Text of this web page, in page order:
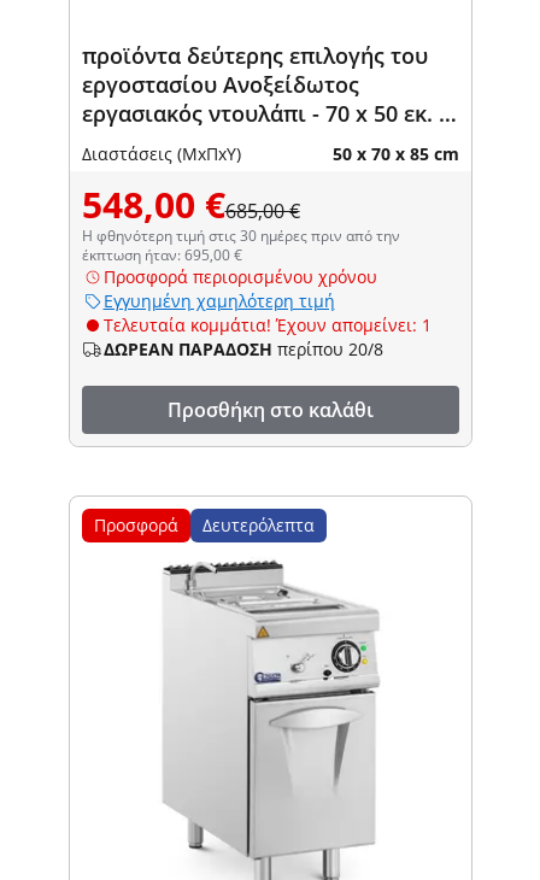
προϊόντα δεύτερης επιλογής του
εργοστασίου Ανοξείδωτος
εργασιακός ντουλάπι - 70 x 50 εκ. -
185 κιλά - 7 συρτάρια για μπάλες
πίτσας - Royal Catering
Διαστάσεις (ΜxΠxΥ) 50 x 70 x 85 cm
548,00 €685,00 €
Η φθηνότερη τιμή στις 30 ημέρες πριν από την
έκπτωση ήταν: 695,00 €
Προσφορά περιορισμένου χρόνου
Εγγυημένη χαμηλότερη τιμή
Τελευταία κομμάτια! Έχουν απομείνει: 1
ΔΩΡΕΑΝ ΠΑΡΑΔΟΣΗ περίπου 20/8
Προσθήκη στο καλάθι
Προσφορά Δευτερόλεπτα